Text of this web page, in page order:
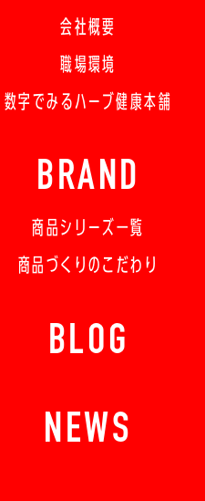
会社概要
職場環境
数字でみるハーブ健康本舗
BRAND
商品シリーズ一覧
商品づくりのこだわり
BLOG
NEWS